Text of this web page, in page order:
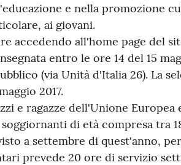
e nella promozione
ai giovani.
accedendo all'home page del
entro le ore 14 del 15
(via Unità d'Italia 26). La
2017.
e ragazze dell'Unione Europea
di età compresa tra
a settembre di quest'anno,
prevede 20 ore di servizio